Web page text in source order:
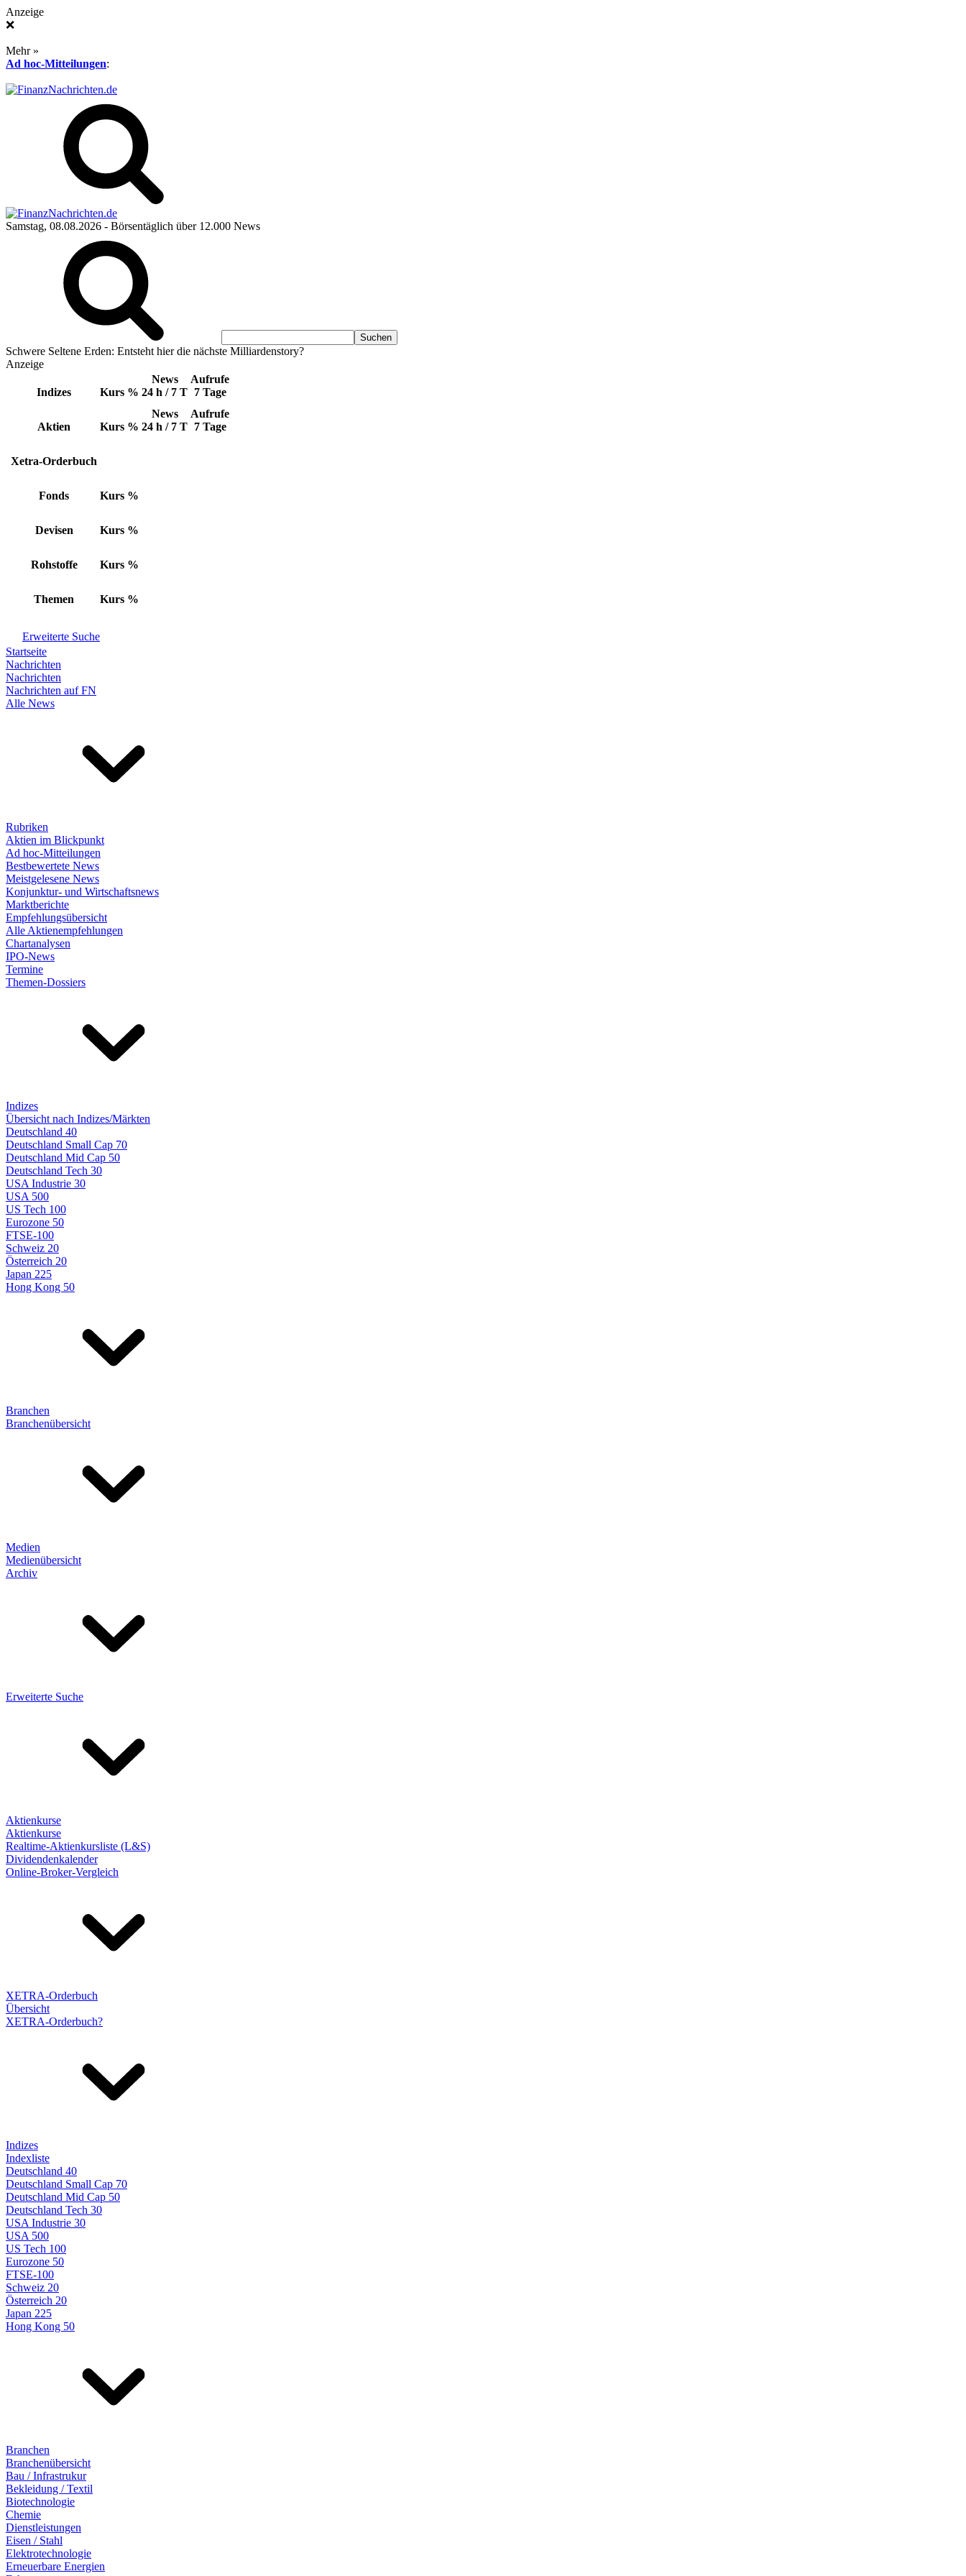
Anzeige
❌
Mehr »
Ad hoc-Mitteilungen:
Samstag, 08.08.2026 - Börsentäglich über 12.000 News
Schwere Seltene Erden: Entsteht hier die nächste Milliardenstory?
Anzeige
Indizes Kurs %
News
24 h / 7 T
Aufrufe
7 Tage
Aktien Kurs %
News
24 h / 7 T
Aufrufe
7 Tage
Xetra-Orderbuch
Fonds Kurs %
Devisen Kurs %
Rohstoffe Kurs %
Themen Kurs %
Erweiterte Suche
Startseite
Nachrichten
Nachrichten
Nachrichten auf FN
Alle News
Rubriken
Aktien im Blickpunkt
Ad hoc-Mitteilungen
Bestbewertete News
Meistgelesene News
Konjunktur- und Wirtschaftsnews
Marktberichte
Empfehlungsübersicht
Alle Aktienempfehlungen
Chartanalysen
IPO-News
Termine
Themen-Dossiers
Indizes
Übersicht nach Indizes/Märkten
Deutschland 40
Deutschland Small Cap 70
Deutschland Mid Cap 50
Deutschland Tech 30
USA Industrie 30
USA 500
US Tech 100
Eurozone 50
FTSE-100
Schweiz 20
Österreich 20
Japan 225
Hong Kong 50
Branchen
Branchenübersicht
Medien
Medienübersicht
Archiv
Erweiterte Suche
Aktienkurse
Aktienkurse
Realtime-Aktienkursliste (L&S)
Dividendenkalender
Online-Broker-Vergleich
XETRA-Orderbuch
Übersicht
XETRA-Orderbuch?
Indizes
Indexliste
Deutschland 40
Deutschland Small Cap 70
Deutschland Mid Cap 50
Deutschland Tech 30
USA Industrie 30
USA 500
US Tech 100
Eurozone 50
FTSE-100
Schweiz 20
Österreich 20
Japan 225
Hong Kong 50
Branchen
Branchenübersicht
Bau / Infrastrukur
Bekleidung / Textil
Biotechnologie
Chemie
Dienstleistungen
Eisen / Stahl
Elektrotechnologie
Erneuerbare Energien